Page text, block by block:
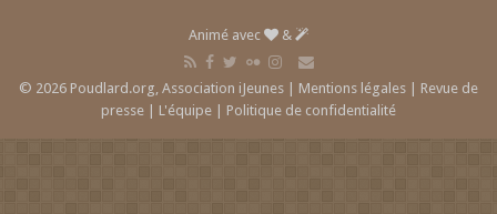
Animé avec &
© 2026 Poudlard.org, Association iJeunes | Mentions légales | Revue de
presse | L'équipe | Politique de confidentialité